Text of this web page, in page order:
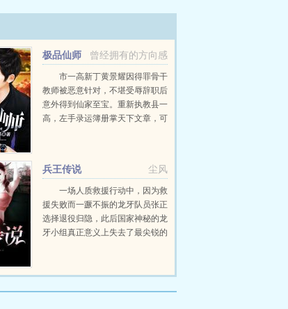
曾经拥有的方向感
极品仙师
市一高新丁黄景耀因得罪骨干
教师被恶意针对，不堪受辱辞职后
意外得到仙家至宝。重新执教县一
高，左手录运簿册掌天下文章，可
为本，黄景耀渐渐发现他的本...尘风
兵王传说
一场人质救援行动中，因为救
援失败而一蹶不振的龙牙队员张正
选择退役归隐，此后国家神秘的龙
牙小组真正意义上失去了最尖锐的